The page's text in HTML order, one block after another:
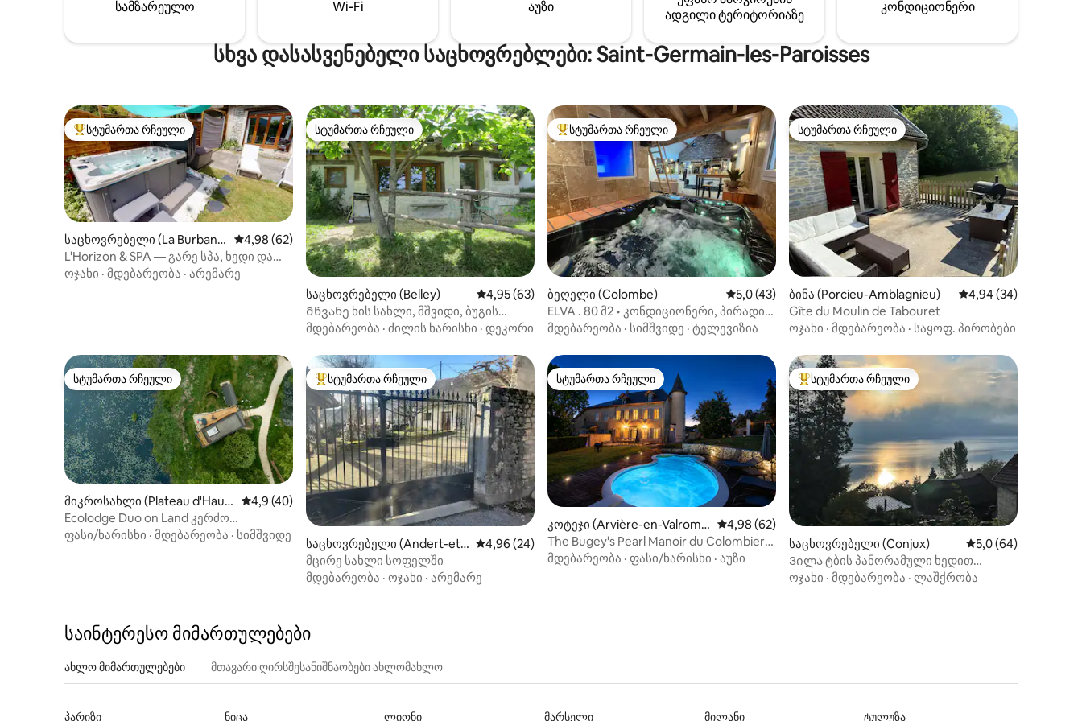
მოცემულია ქვემოთ, „სხვა
სამზარეულო Wi-Fi აუზი
ადგილი ტერიტორიაზე
კონდიციონერი
სხვა დასასვენებელი საცხოვრებლები: Saint-Germain-les-Paroisses
სტუმართა რჩეული მოწინავე ვარიანტი
სტუმართა რჩეული
საცხოვრებელი (La Burbanc
he)
საშუალო შეფასებაა 5‑დან 4,98, 62 მიმოხილვა
4,98 (62)
L'Horizon & SPA — გარე სპა, ხედი და
ბუნება
ოჯახი · მდებარეობა · არემარე
სტუმართა რჩეული
სტუმართა რჩეული
საცხოვრებელი (Belley) საშუალო შეფასებაა 5‑დან 4,95, 63 მიმოხილვა
4,95 (63)
Მწვანე ხის სახლი, მშვიდი, ბუგის
შუაგულში
მდებარეობა · ძილის ხარისხი · დეკორი
სტუმართა რჩეული მოწინავე ვარიანტი
სტუმართა რჩეული
ბეღელი (Colombe) საშუალო შეფასებაა 5‑დან 5,0, 43 მიმოხილვა
5,0 (43)
ELVA . 80 მ2 • კონდიციონერი, პირადი
სპა, ჰამამი და ფიტნეს-ცენტრი
მდებარეობა · სიმშვიდე · ტელევიზია
სტუმართა რჩეული
სტუმართა რჩეული
ბინა (Porcieu-Amblagnieu) საშუალო შეფასებაა
4,94 (34)
Gîte du Moulin de Tabouret
ოჯახი · მდებარეობა · საყოფ. პირობები
სტუმართა რჩეული
სტუმართა რჩეული
მიკროსახლი (Plateau d'Haut
eville)
საშუალო შეფასებაა 5‑დან 4,9, 40 მიმოხილვა
4,9 (40)
Ecolodge Duo on Land კერძო
ნორდიკული აბაზანით
ფასი/ხარისხი · მდებარეობა · სიმშვიდე
სტუმართა რჩეული მოწინავე ვარიანტი
სტუმართა რჩეული
საცხოვრებელი (Andert-et-
Condon)
საშუალო შეფასებაა 5‑დან 4,96, 24 მიმოხილვა
4,96 (24)
მცირე სახლი სოფელში
მდებარეობა · ოჯახი · არემარე
სტუმართა რჩეული
სტუმართა რჩეული
კოტეჯი (Arvière-en-Valrome
y)
საშუალო შეფასებაა 5‑დან 4,98, 62 მიმოხილვა
4,98 (62)
The Bugey's Pearl Manoir du Colombier
4 ვარსკვლავი
მდებარეობა · ფასი/ხარისხი · აუზი
სტუმართა რჩეული მოწინავე ვარიანტი
სტუმართა რჩეული
საცხოვრებელი (Conjux) საშუალო
5,0 (64)
Ვილა ტბის პანორამული ხედით
პლაჟთან
ოჯახი · მდებარეობა · ლაშქრობა
საინტერესო მიმართულებები
ახლო მიმართულებები მთავარი ღირსშესანიშნაობები ახლომახლო
პარიზი ნიცა ლიონი მარსელი მილანი ტულუზა